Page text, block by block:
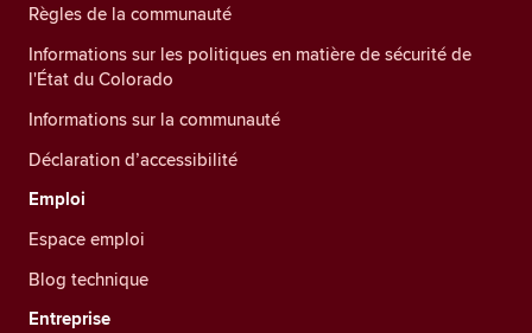
Règles de la communauté
Informations sur les politiques en matière de sécurité de
l'État du Colorado
Informations sur la communauté
Déclaration d’accessibilité
Emploi
Espace emploi
Blog technique
Entreprise